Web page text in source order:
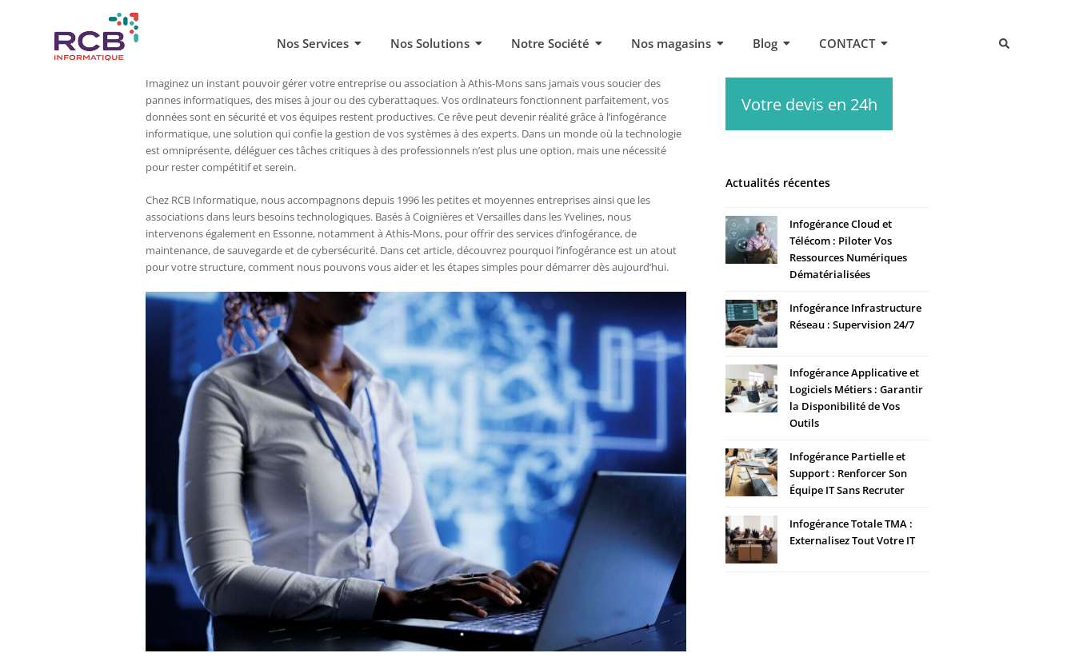
Nos Services Nos Solutions Notre Société Nos magasins Blog CONTACT
Imaginez un instant pouvoir gérer votre entreprise ou association à Athis-Mons sans jamais vous soucier des
pannes informatiques, des mises à jour ou des cyberattaques. Vos ordinateurs fonctionnent parfaitement, vos
données sont en sécurité et vos équipes restent productives. Ce rêve peut devenir réalité grâce à l’infogérance
informatique, une solution qui confie la gestion de vos systèmes à des experts. Dans un monde où la technologie
est omniprésente, déléguer ces tâches critiques à des professionnels n’est plus une option, mais une nécessité
pour rester compétitif et serein.
Chez RCB Informatique, nous accompagnons depuis 1996 les petites et moyennes entreprises ainsi que les
associations dans leurs besoins technologiques. Basés à Coignières et Versailles dans les Yvelines, nous
intervenons également en Essonne, notamment à Athis-Mons, pour offrir des services d’infogérance, de
maintenance, de sauvegarde et de cybersécurité. Dans cet article, découvrez pourquoi l’infogérance est un atout
pour votre structure, comment nous pouvons vous aider et les étapes simples pour démarrer dès aujourd’hui.
Votre devis en 24h
Actualités récentes
Infogérance Cloud et
Télécom : Piloter Vos
Ressources Numériques
Dématérialisées
Infogérance Infrastructure
Réseau : Supervision 24/7
Infogérance Applicative et
Logiciels Métiers : Garantir
la Disponibilité de Vos
Outils
Infogérance Partielle et
Support : Renforcer Son
Équipe IT Sans Recruter
Infogérance Totale TMA :
Externalisez Tout Votre IT